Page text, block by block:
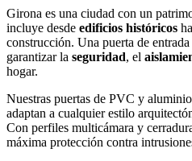
Girona es una ciudad con un
incluye desde edificios históricos
construcción. Una puerta de
garantizar la seguridad, el
hogar.
Nuestras puertas de PVC y
adaptan a cualquier estilo
Con perfiles multicámara y
máxima protección contra